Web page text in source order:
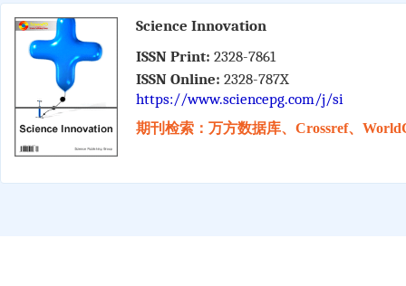
Science Innovation
ISSN Print: 2328-7861
ISSN Online: 2328-787X
https://www.sciencepg.com/j/si
期刊检索：万方数据库、Crossref、